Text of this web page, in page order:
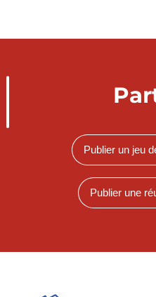
Publier un jeu
Publier une